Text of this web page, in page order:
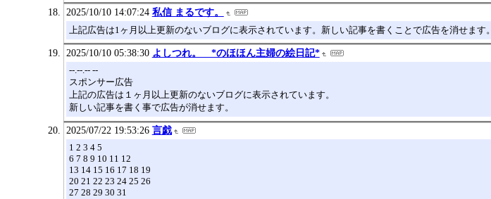
2025/10/10 14:07:24 私信 まるです。
上記広告は1ヶ月以上更新のないブログに表示されています。新しい記事を書くことで広告を消せます。
2025/10/10 05:38:30 よしつれ。 *のほほん主婦の絵日記*
--.--.-- --
スポンサー広告
上記の広告は１ヶ月以上更新のないブログに表示されています。
新しい記事を書く事で広告が消せます。
2025/07/22 19:53:26 言戯
1 2 3 4 5
6 7 8 9 10 11 12
13 14 15 16 17 18 19
20 21 22 23 24 25 26
27 28 29 30 31